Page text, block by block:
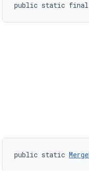
public static final
public static